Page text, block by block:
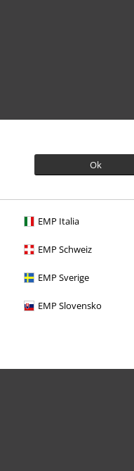
Ok
EMP Italia
EMP Schweiz
EMP Sverige
EMP Slovensko